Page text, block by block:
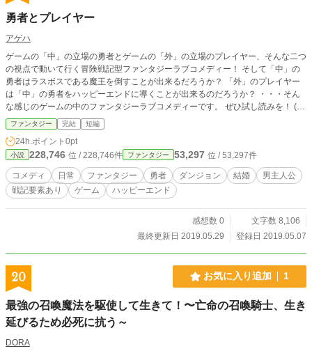
勇者とプレイヤー
アゲハ
ゲームの「中」の立場の勇者とゲームの「外」の立場のプレイヤー、そんな二つ
の視点で動いて行く冒険戦記型ファンタジーラブコメディー！ そして「中」の
勇者はラスボスである魔王を倒すことが出来るだろうか？ 「外」のプレイヤー
は「中」の勇者をハッピーエンドに導くことが出来るのだろうか？ ・・・そん
な感じのゲームの中のファンタジーラブコメディーです。 ぜひ試し読みを！ (小
説家になろう、マグネット！、ノベルアップ＋でも連載しています そちらの方
もあわせてよろしくお願いします)
ファンタジー 完結 短編
24h.ポイント 0pt
小説 228,746 位 / 228,746件 ファンタジー 53,297 位 / 53,297件
コメディ 日常 ファンタジー 勇者 ダンジョン 結婚
男主人公
戦記要素あり
ゲーム ハッピーエンド
感想数 0
文字数 8,106
最終更新日 2019.05.29
登録日 2019.05.07
20 お気に入り追加 1
最強の召喚魔法を駆使して生きて！〜亡命の召喚騎士、生き
延びるため必死に抗う～
DORA